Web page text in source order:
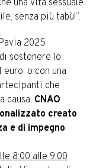
una vita sessuale
senza più tabù!”.
2025
sostenere lo
o con una
che
causa, CNAO
creato
e di impegno
8:00 alle 9:00